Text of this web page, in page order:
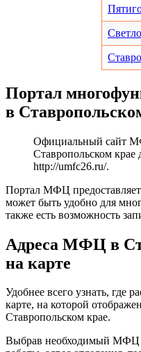
Портал
в
Официальный сайт
Ставропольском крае
http://umfc26.ru/.
Портал МФЦ
может быть удобно для
также есть возможность
Адреса МФЦ в
на карте
Удобнее всего узнать,
карте, на которой
Ставропольском крае.
Выбрав необходимый МФЦ